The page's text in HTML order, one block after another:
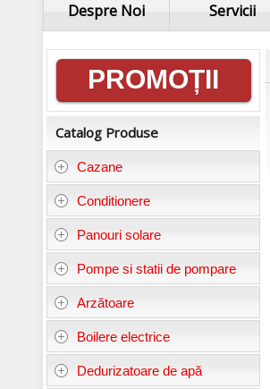
Despre Noi Servicii
Informații
generale
PROMOȚII
Catalog Produse
Cazane
Conditionere
Panouri solare
Pompe si statii de pompare
Arzătoare
Boilere electrice
Dedurizatoare de apă